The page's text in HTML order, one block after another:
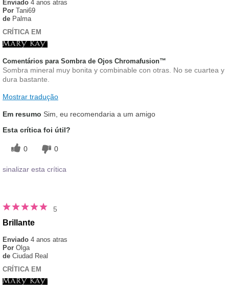
Enviado 4 anos atras
Por Tani69
de Palma
CRÍTICA EM
Comentários para Sombra de Ojos Chromafusion™
Sombra mineral muy bonita y combinable con otras. No se cuartea y
dura bastante.
Mostrar tradução
Em resumo Sim, eu recomendaria a um amigo
Esta crítica foi útil?
0 0
sinalizar esta crítica
5
Brillante
Enviado 4 anos atras
Por Olga
de Ciudad Real
CRÍTICA EM